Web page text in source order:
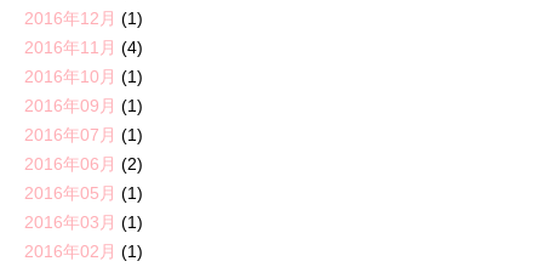
2016年12月 (1)
2016年11月 (4)
2016年10月 (1)
2016年09月 (1)
2016年07月 (1)
2016年06月 (2)
2016年05月 (1)
2016年03月 (1)
2016年02月 (1)